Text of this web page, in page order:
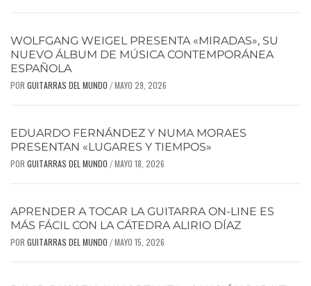
WOLFGANG WEIGEL PRESENTA «MIRADAS», SU
NUEVO ÁLBUM DE MÚSICA CONTEMPORÁNEA
ESPAÑOLA
POR GUITARRAS DEL MUNDO / MAYO 29, 2026
EDUARDO FERNÁNDEZ Y NUMA MORAES
PRESENTAN «LUGARES Y TIEMPOS»
POR GUITARRAS DEL MUNDO / MAYO 18, 2026
APRENDER A TOCAR LA GUITARRA ON-LINE ES
MÁS FÁCIL CON LA CÁTEDRA ALIRIO DÍAZ
POR GUITARRAS DEL MUNDO / MAYO 15, 2026